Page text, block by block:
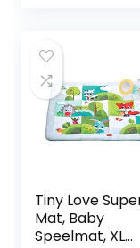
Tiny Love
Mat, Baby
Speelmat, XL